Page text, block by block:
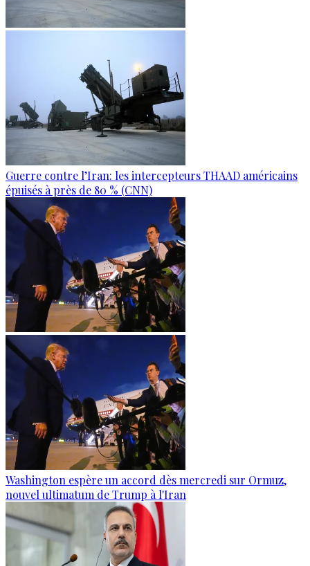
Guerre contre l’Iran: les intercepteurs THAAD américains
épuisés à près de 80 % (CNN)
Washington espère un accord dès mercredi sur Ormuz,
nouvel ultimatum de Trump à l'Iran